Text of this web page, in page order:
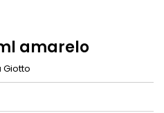
amarelo
Giotto